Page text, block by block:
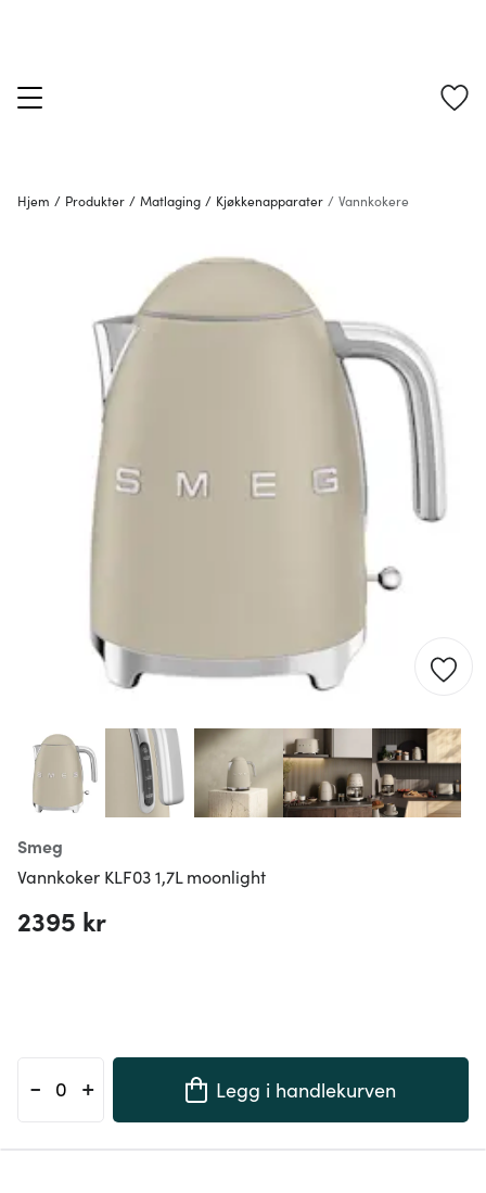
Hjem / Produkter / Matlaging / Kjøkkenapparater / Vannkokere
Smeg
Vannkoker KLF03 1,7L moonlight
2395 kr
- + Legg i handlekurven